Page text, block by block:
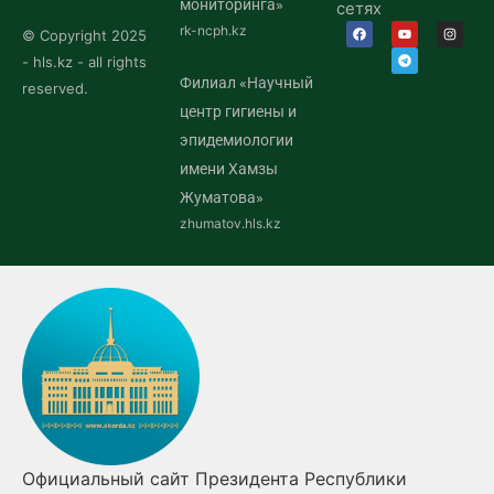
© Copyright 2025
- hls.kz - all rights
reserved.
мониторинга»
rk-ncph.kz
Филиал «Научный
центр гигиены и
эпидемиологии
имени Хамзы
Жуматова»
zhumatov.hls.kz
сетях
Официальный сайт Президента Республики